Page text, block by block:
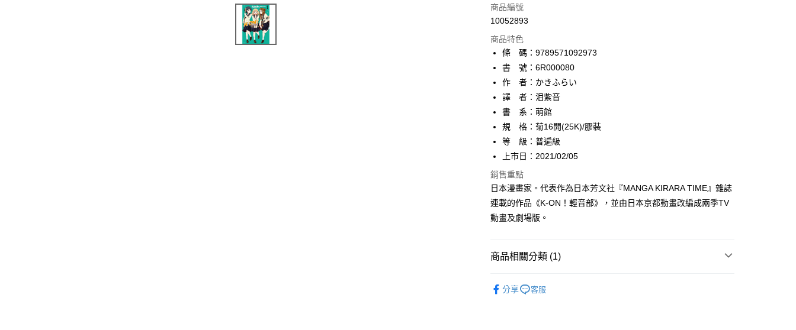
信用卡一次付款
AFTEE先享後付
相關說明
AFTEE先享後付是「在收到商品之後才付款」的支付方式。 讓您購物簡單
便利好安心！
１．簡單：不需註冊會員、不需綁卡、不需儲值。
２．便利：只要手機號碼，簡訊認證，即可結帳。
３．安心：先確認商品／服務後，再付款。
１．於結帳方式選擇「AFTEE先享後付」後，將跳轉至「AFTEE先享後
付」結帳頁面，進行簡訊認證並確認金額後，即可完成結帳。
２．訂單成立數日內，您將收到繳費通知簡訊。
３．收到繳費通知簡訊後14天內，點擊此簡訊中的連結，可透過四大超商
／ATM／網路銀行／等多元方式進行付款，方視為交易完成。
※ 請注意：結帳手續完成當下不需立刻繳費，但若您需要取消訂單，請聯
絡購買商品的店家。未經商家同意取消之訂單仍視為有效，需透過AFTEE
是否繳費成功／繳費後需取消欲退款等相關疑問，請聯繫「AFTEE先享後
【注意事項】
ATM付款
運送方式
全家取貨付款
每筆NT$80，滿NT$500(含以上)免運費
付款後全家取貨
每筆NT$80，滿NT$500(含以上)免運費
萊爾富取貨付款
付款後萊爾富取貨
7-11取貨付款
商品編號
10052893
商品特色
條 碼：9789571092973
書 號：6R000080
作 者：かきふらい
譯 者：泪紫音
書 系：萌館
規 格：菊16開(25K)/膠裝
等 級：普遍級
上市日：2021/02/05
銷售重點
日本漫畫家。代表作為日本芳文社『MANGA KIRARA TIME』雜誌
連載的作品《K-ON！輕音部》，並由日本京都動畫改編成兩季TV
動畫及劇場版。
商品相關分類 (1)
分享
客服